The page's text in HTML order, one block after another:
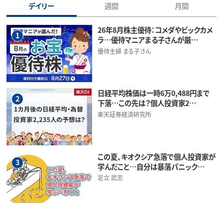
デイリー 週間 月間
1
26年8月株主優待：コメダやビックカメ
ラ…優待マニアまる子さんが厳…
優待主婦 まる子さん
2
日経平均株価は一時6万0,488円まで
下落…この先は？個人投資家2…
楽天証券経済研究所
3
この夏、キオクシア急落で個人投資家が
学んだこと…自分は暴落パニック…
足立 武志